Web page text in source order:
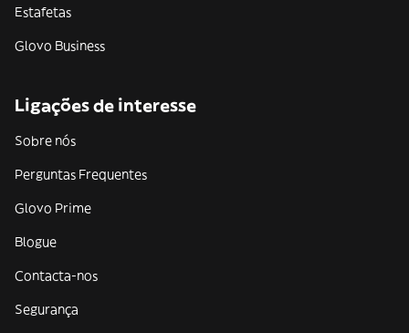
Estafetas
Glovo Business
Ligações de interesse
Sobre nós
Perguntas Frequentes
Glovo Prime
Blogue
Contacta-nos
Segurança